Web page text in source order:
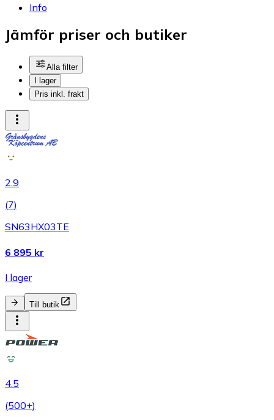
Info
Jämför priser och butiker
Alla filter
I lager
Pris inkl. frakt
2.9
(7)
SN63HX03TE
6 895 kr
I lager
Till butik
4.5
(500+)